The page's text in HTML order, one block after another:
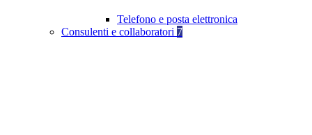
Telefono e posta elettronica
Consulenti e collaboratori 7